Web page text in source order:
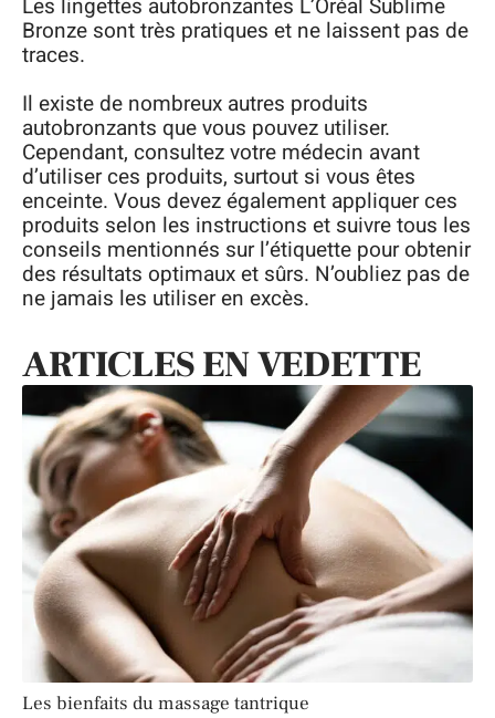
Les lingettes autobronzantes L’Oréal Sublime
Bronze sont très pratiques et ne laissent pas de
traces.
Il existe de nombreux autres produits
autobronzants que vous pouvez utiliser.
Cependant, consultez votre médecin avant
d’utiliser ces produits, surtout si vous êtes
enceinte. Vous devez également appliquer ces
produits selon les instructions et suivre tous les
conseils mentionnés sur l’étiquette pour obtenir
des résultats optimaux et sûrs. N’oubliez pas de
ne jamais les utiliser en excès.
ARTICLES EN VEDETTE
Les bienfaits du massage tantrique